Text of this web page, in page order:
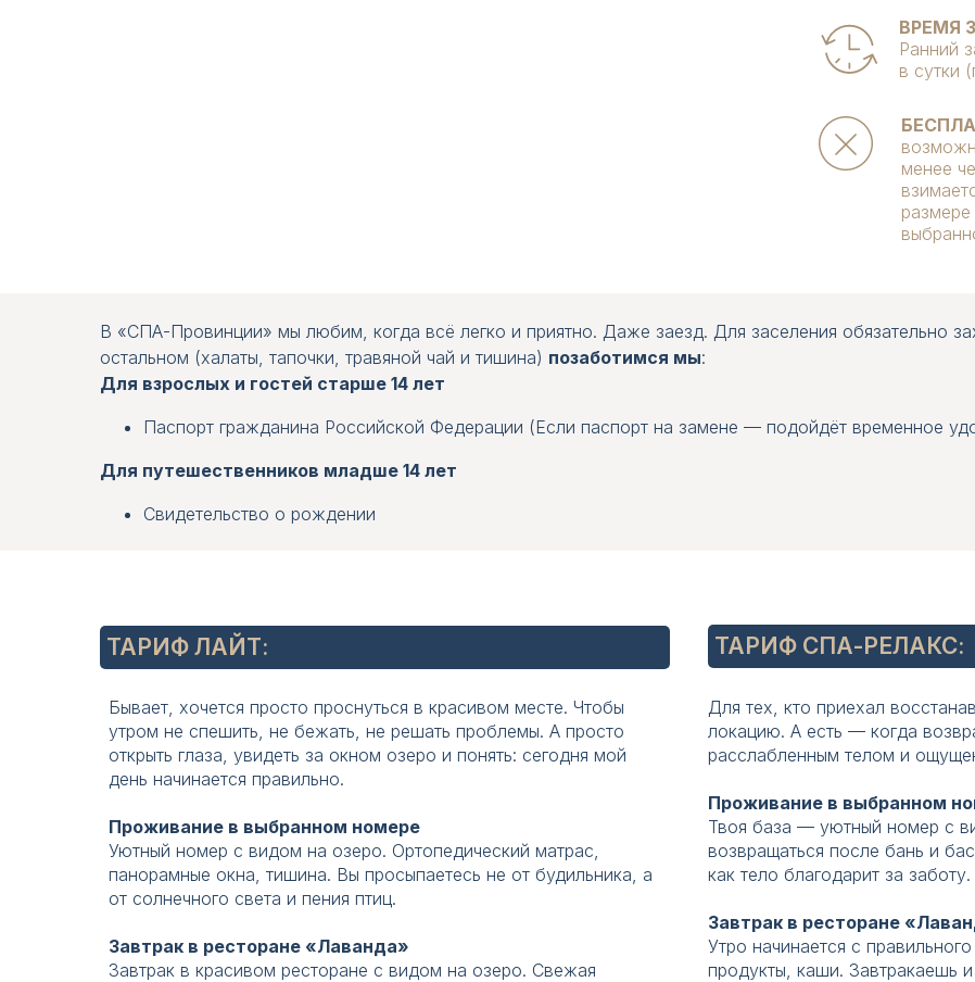
ВРЕМЯ
Ранний
в сутки
менее
сейф
59 м
СЕМЕЙНЫЙ ЧЕТЫРЕХМЕСТНЫЙ
лавная проблема семейного отдыха: дети ложатся рано, родители
хотят посидеть подольше. Или наоборот — родители хотят поспать,
а дети уже проснулись и готовы к подвигам.
Г
Один день в
обстановки.
сейф
69 м
СЕМЕЙНЫЙ ПЯТИМЕСТНЫЙ
огда вас пятеро, вариантов обычно два: либо брать два номера и
терять ощущение общего отдыха, либо пытаться втиснуться в
один и страдать от тесноты.
К
Один день в
обстановки.
В «СПА-Провинции» мы любим, когда всё легко и приятно. Даже заезд. Для заселения обязательно
остальном (халаты, тапочки, травяной чай и тишина) позаботимся мы:
Для взрослых и гостей старше 14 лет
Паспорт гражданина Российской Федерации (Если паспорт на замене — подойдёт временное
Для путешественников младше 14 лет
Свидетельство о рождении
ТАРИФ ЛАЙТ: ТАРИФ СПА-РЕЛАКС:
Бывает, хочется просто проснуться в красивом месте. Чтобы
утром не спешить, не бежать, не решать проблемы. А просто
открыть глаза, увидеть за окном озеро и понять: сегодня мой
день начинается правильно.
Проживание в выбранном номере
Уютный номер с видом на озеро. Ортопедический матрас,
панорамные окна, тишина. Вы просыпаетесь не от будильника, а
от солнечного света и пения птиц.
Завтрак в ресторане «Лаванда»
Завтрак в красивом ресторане с видом на озеро. Свежая
Для тех, кто приехал
локацию. А есть — когда
расслабленным телом и
Проживание в выбранном
Твоя база — уютный номер с
возвращаться после бань и
как тело благодарит за заботу.
Завтрак в ресторане
Утро начинается с
продукты, каши. Завтракаешь